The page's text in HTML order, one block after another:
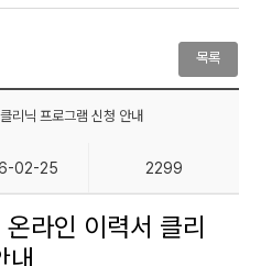
목록
리닉 프로그램 신청 안내
02-25 2299
라인 이력서 클리
내